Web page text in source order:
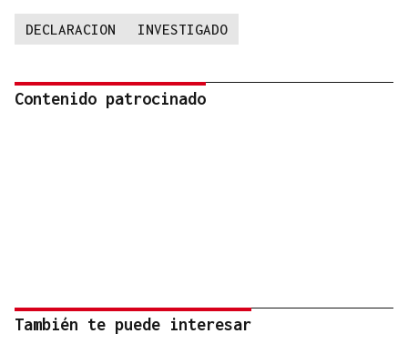
DECLARACION INVESTIGADO
Contenido patrocinado
También te puede interesar